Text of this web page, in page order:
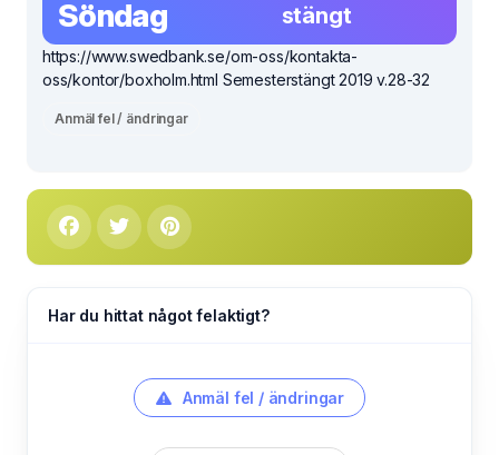
Söndag stängt
https://www.swedbank.se/om-oss/kontakta-
oss/kontor/boxholm.html Semesterstängt 2019 v.28-32
Anmäl fel / ändringar
Har du hittat något felaktigt?
Anmäl fel / ändringar